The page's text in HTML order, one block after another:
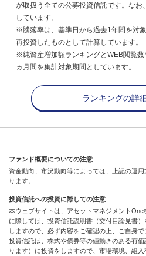
が取扱う全ての公募投資信託です。な
しています。
※騰落率は、基準日から過去1年間を対
再投資したものとして計算しています。
※純資産増加額ランキングとWEB閲覧数
ヵ月間を集計対象期間としています。
ランキングの詳
ファンド概要についての注意
資金動向、市況動向等によっては、上記の運
ります。
投資信託への投資に際しての注意
本ウェブサイトは、アセットマネジメント
に際しては、投資信託説明書（交付目論見書
しますので、必ず内容をご確認の上、ご自身で
投資信託は、株式や債券等の値動きのある有
ります）に投資をしますので、市場環境、組